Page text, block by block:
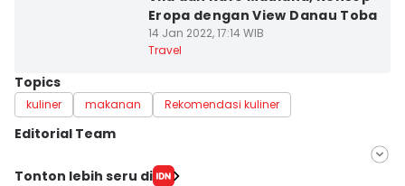
Eropa dengan View Danau Toba
14 Jan 2022, 17:14 WIB
Travel
Topics
kuliner makanan Rekomendasi kuliner
Editorial Team
Editor
Tonton lebih seru di